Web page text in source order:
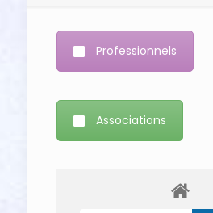
Professionnels
Associations